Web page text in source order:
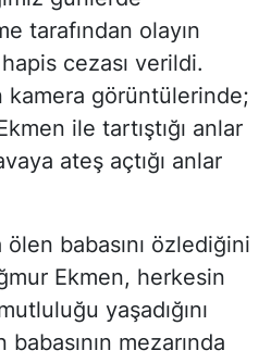
tarafından olayın
hapis cezası verildi.
kamera görüntülerinde;
ile tartıştığı anlar
ateş açtığı anlar
babasını özlediğini
Ekmen, herkesin
yaşadığını
mezarında